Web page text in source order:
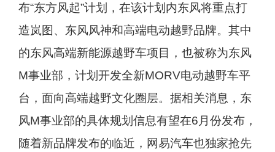
布“东方风起”计划，在该计划内东风将重点打
造岚图、东风风神和高端电动越野品牌。其中
的东风高端新能源越野车项目，也被称为东风
M事业部，计划开发全新MORV电动越野车平
台，面向高端越野文化圈层。据相关消息，东
风M事业部的具体规划信息有望在6月份发布，
随着新品牌发布的临近，网易汽车也独家抢先